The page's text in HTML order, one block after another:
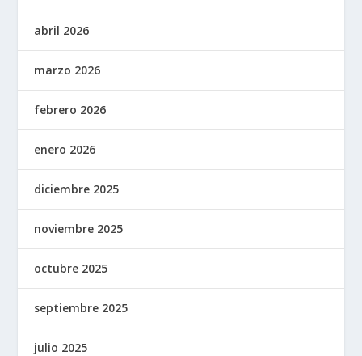
abril 2026
marzo 2026
febrero 2026
enero 2026
diciembre 2025
noviembre 2025
octubre 2025
septiembre 2025
julio 2025